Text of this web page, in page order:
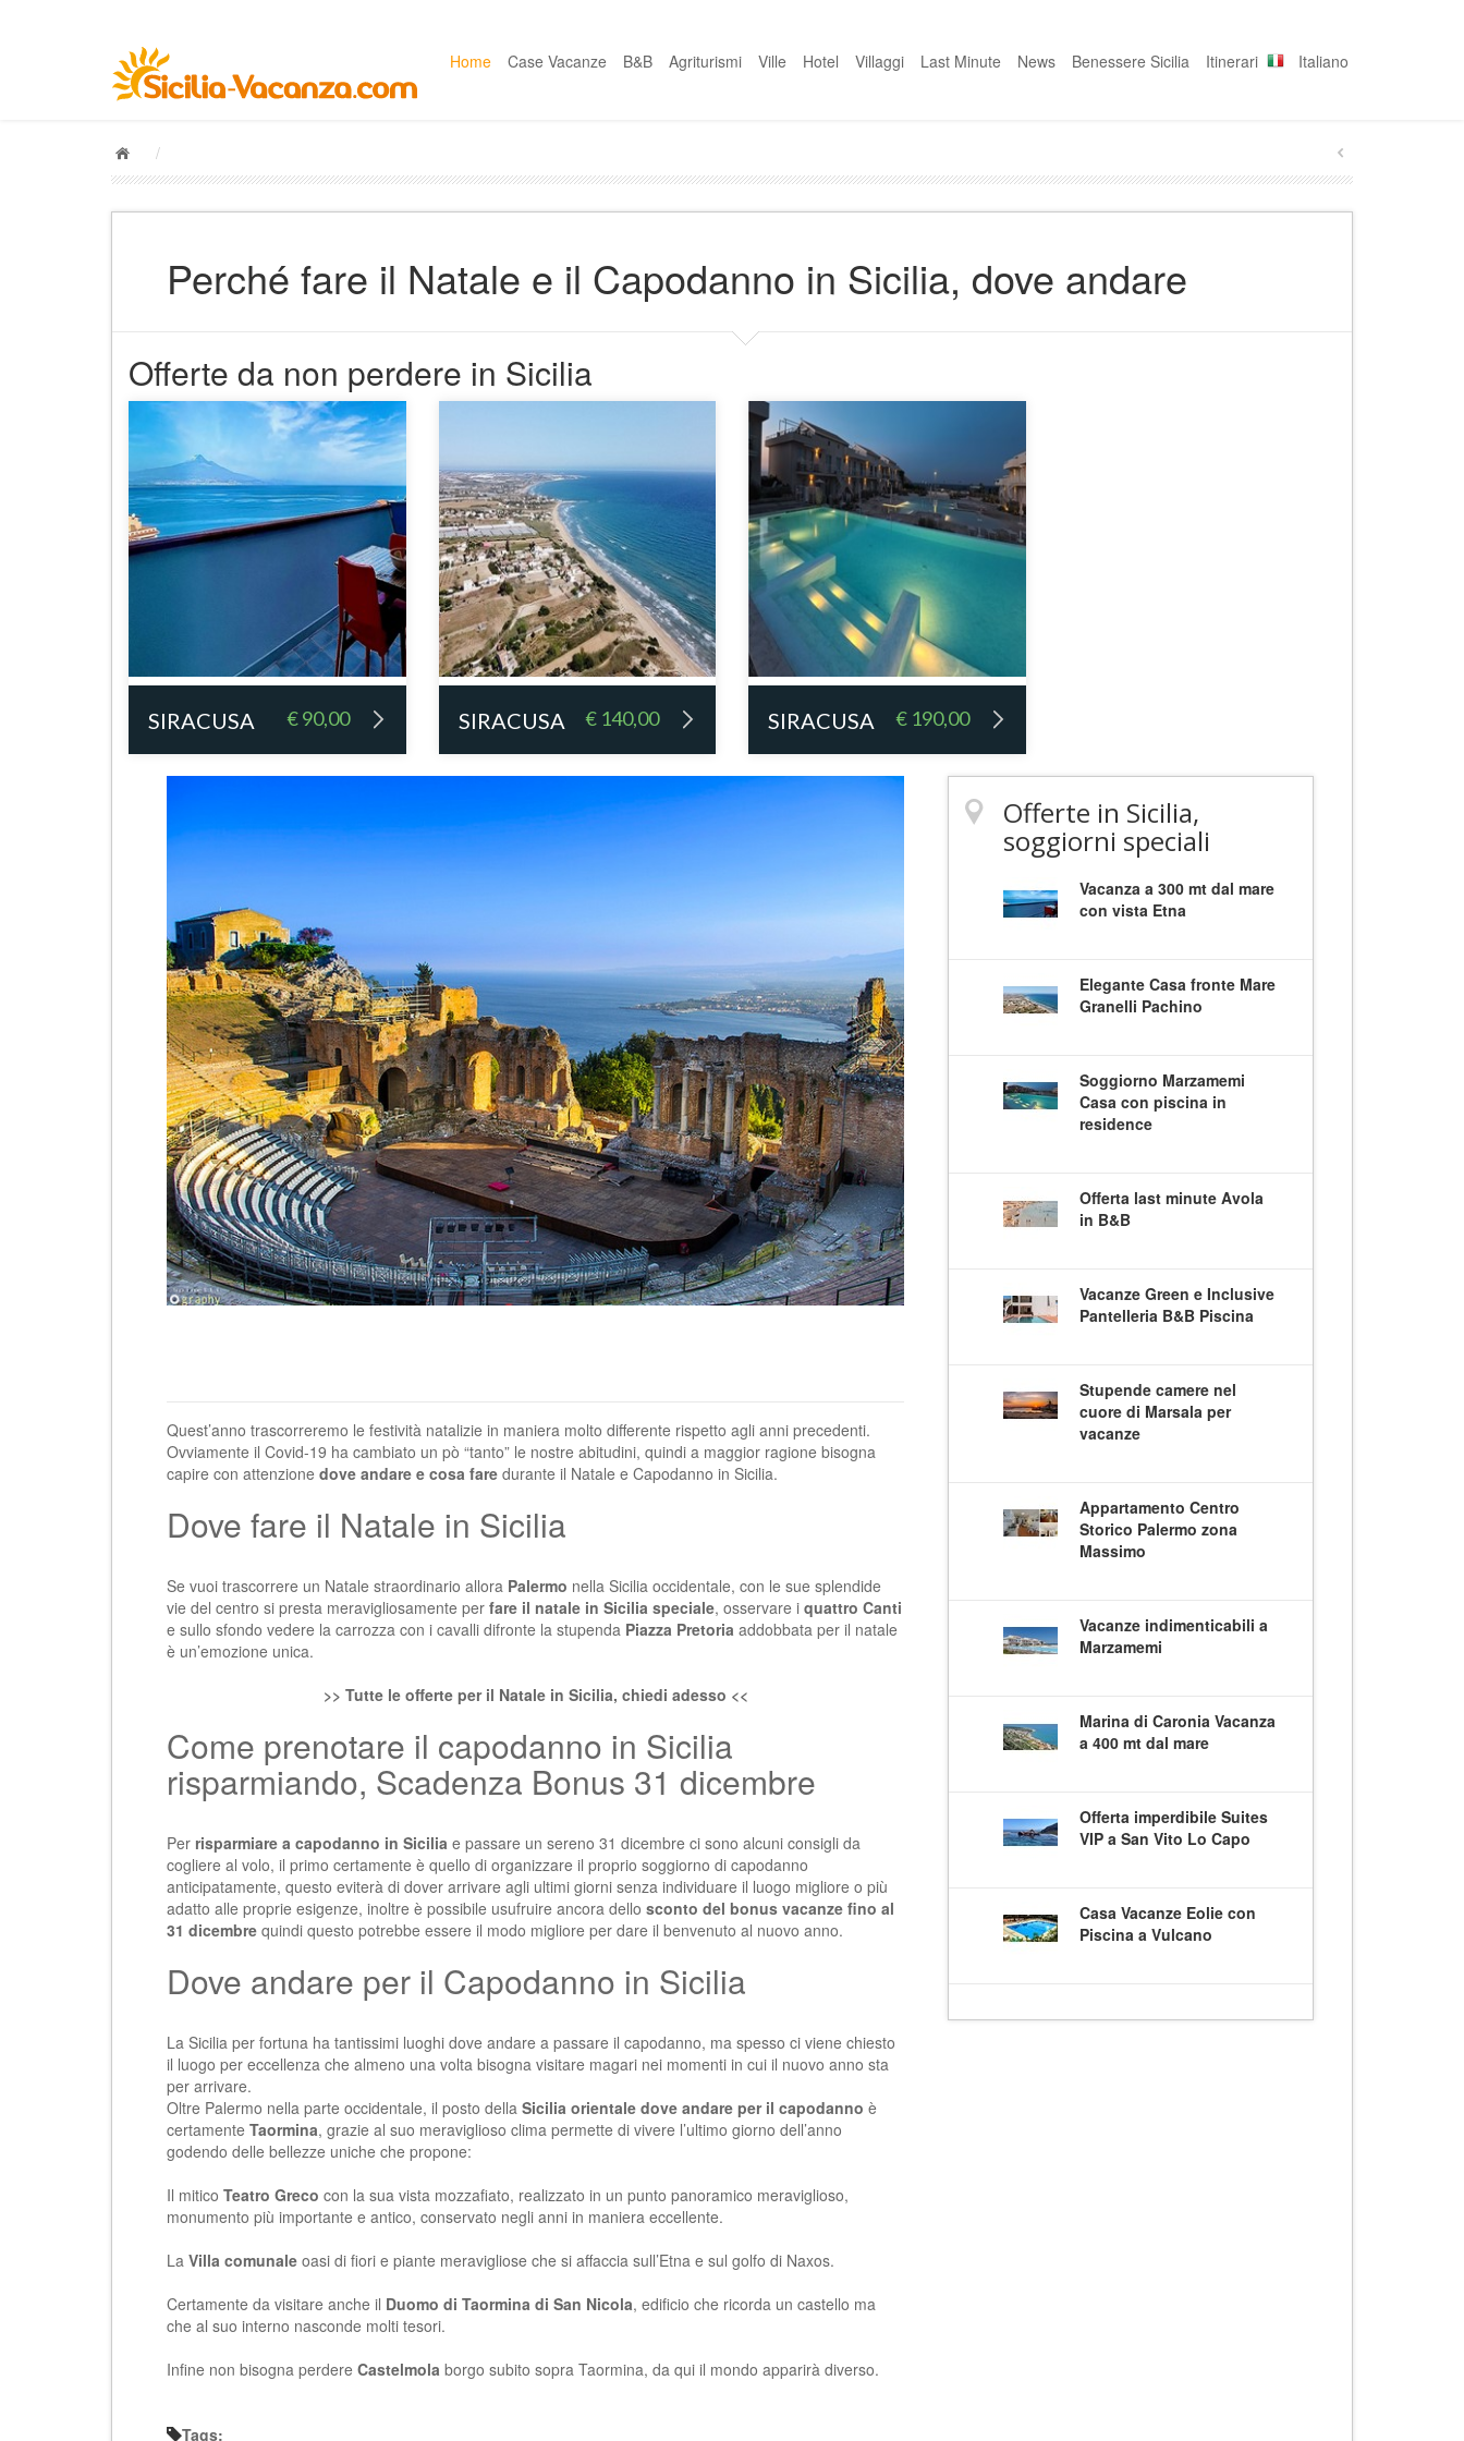
Home Case Vacanze B&B Agriturismi Ville Hotel Villaggi Last Minute News Benessere Sicilia Itinerari Italiano
/
Perché fare il Natale e il Capodanno in Sicilia, dove andare
Offerte da non perdere in Sicilia
SIRACUSA € 90,00 SIRACUSA € 140,00 SIRACUSA € 190,00
Quest’anno trascorreremo le festività natalizie in maniera molto differente rispetto agli anni precedenti.
Ovviamente il Covid-19 ha cambiato un pò “tanto” le nostre abitudini, quindi a maggior ragione bisogna
capire con attenzione dove andare e cosa fare durante il Natale e Capodanno in Sicilia.
Dove fare il Natale in Sicilia
Se vuoi trascorrere un Natale straordinario allora Palermo nella Sicilia occidentale, con le sue splendide
vie del centro si presta meravigliosamente per fare il natale in Sicilia speciale, osservare i quattro Canti
e sullo sfondo vedere la carrozza con i cavalli difronte la stupenda Piazza Pretoria addobbata per il natale
è un’emozione unica.
>> Tutte le offerte per il Natale in Sicilia, chiedi adesso <<
Come prenotare il capodanno in Sicilia
risparmiando, Scadenza Bonus 31 dicembre
Per risparmiare a capodanno in Sicilia e passare un sereno 31 dicembre ci sono alcuni consigli da
cogliere al volo, il primo certamente è quello di organizzare il proprio soggiorno di capodanno
anticipatamente, questo eviterà di dover arrivare agli ultimi giorni senza individuare il luogo migliore o più
adatto alle proprie esigenze, inoltre è possibile usufruire ancora dello sconto del bonus vacanze fino al
31 dicembre quindi questo potrebbe essere il modo migliore per dare il benvenuto al nuovo anno.
Dove andare per il Capodanno in Sicilia
La Sicilia per fortuna ha tantissimi luoghi dove andare a passare il capodanno, ma spesso ci viene chiesto
il luogo per eccellenza che almeno una volta bisogna visitare magari nei momenti in cui il nuovo anno sta
per arrivare.
Oltre Palermo nella parte occidentale, il posto della Sicilia orientale dove andare per il capodanno è
certamente Taormina, grazie al suo meraviglioso clima permette di vivere l’ultimo giorno dell’anno
godendo delle bellezze uniche che propone:
Il mitico Teatro Greco con la sua vista mozzafiato, realizzato in un punto panoramico meraviglioso,
monumento più importante e antico, conservato negli anni in maniera eccellente.
La Villa comunale oasi di fiori e piante meravigliose che si affaccia sull’Etna e sul golfo di Naxos.
Certamente da visitare anche il Duomo di Taormina di San Nicola, edificio che ricorda un castello ma
che al suo interno nasconde molti tesori.
Infine non bisogna perdere Castelmola borgo subito sopra Taormina, da qui il mondo apparirà diverso.
Tags:
Offerte in Sicilia,
soggiorni speciali
Vacanza a 300 mt dal mare
con vista Etna
Elegante Casa fronte Mare
Granelli Pachino
Soggiorno Marzamemi
Casa con piscina in
residence
Offerta last minute Avola
in B&B
Vacanze Green e Inclusive
Pantelleria B&B Piscina
Stupende camere nel
cuore di Marsala per
vacanze
Appartamento Centro
Storico Palermo zona
Massimo
Vacanze indimenticabili a
Marzamemi
Marina di Caronia Vacanza
a 400 mt dal mare
Offerta imperdibile Suites
VIP a San Vito Lo Capo
Casa Vacanze Eolie con
Piscina a Vulcano